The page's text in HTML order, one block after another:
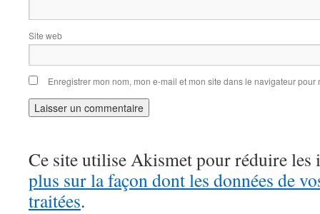
Site web
Enregistrer mon nom, mon e-mail et mon site dans le navigateur
Ce site utilise Akismet pour réduire les
plus sur la façon dont les données de
traitées.